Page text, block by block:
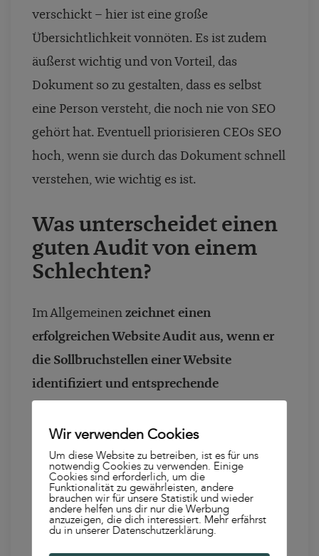
verschickt – hier ist eine große
Übersichtlichkeit vonnöten. Es ist zudem
äußerst wichtig und von Vorteil, das
Dokument so zu gestalten, dass es selbst
eine Person versteht, die noch nie von SEO
gehört hat. Eventuell priorisieren CEOs SEO
hoch, wenn sie durch das Dokument schnell
verstehen, wie wichtig es ist.
Was unterscheidet einen
guten Audit von einem
Schlechten?
Im Allgemeinen zeichnet einen
erfolgreichen Website Audit aus, wenn er
die Sollbruchstellen einer Website
identifiziert und entsprechende
es, sich nicht nur auf technische SEO
Aspekte auf der einen oder inhaltliche
Optimierungen auf der anderen Seite zu
beschränken. Jeder erfahrene SEO findet
hier in der Regel einen Mittelweg.Er:Sie
Wir verwenden Cookies
Um diese Website zu betreiben, ist es für uns
notwendig Cookies zu verwenden. Einige
Cookies sind erforderlich, um die
Funktionalität zu gewährleisten, andere
brauchen wir für unsere Statistik und wieder
andere helfen uns dir nur die Werbung
anzuzeigen, die dich interessiert. Mehr erfährst
du in unserer Datenschutzerklärung.